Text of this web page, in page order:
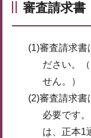
審査請求書
(1)審査請求書
ださい。
せん。）
(2)審査請求書
必要です
は、正本1